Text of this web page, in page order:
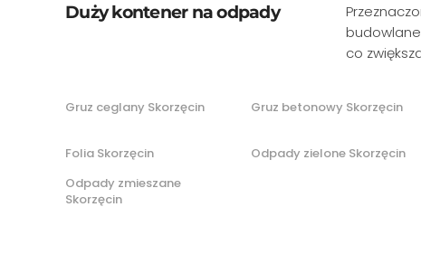
Duży kontener na odpady
co
Gruz ceglany Skorzęcin Gruz betonowy Skorzęcin
Folia Skorzęcin Odpady zielone Skorzęcin
Odpady zmieszane
Skorzęcin